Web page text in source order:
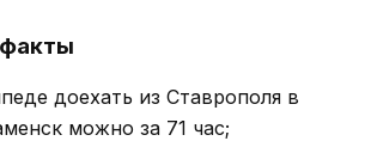
доехать из Ставрополя в
можно за 71 час;